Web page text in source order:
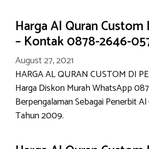
Harga Al Quran Custom
– Kontak 0878-2646-
August 27, 2021
HARGA AL QURAN CUSTOM DI
Harga Diskon Murah WhatsApp
Berpengalaman Sebagai Penerbit
Tahun 2009.